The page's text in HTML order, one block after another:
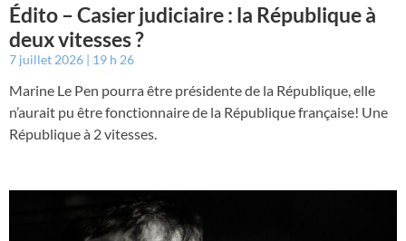
Édito – Casier judiciaire : la République à
deux vitesses ?
7 juillet 2026 19 h 26
Marine Le Pen pourra être présidente de la République, elle
n’aurait pu être fonctionnaire de la République française! Une
République à 2 vitesses.